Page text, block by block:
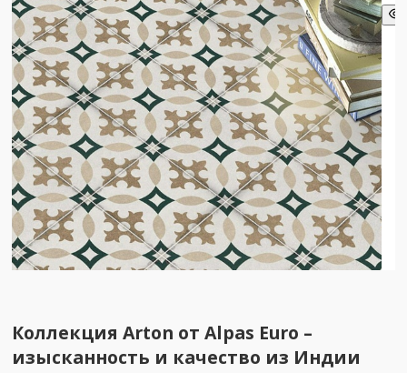
Коллекция Arton от Alpas Euro –
изысканность и качество из Индии